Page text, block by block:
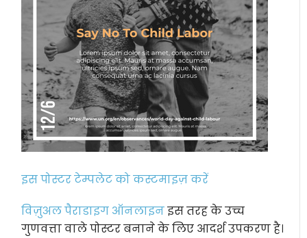
इस पोस्टर टेम्पलेट को कस्टमाइज़ करें
विज़ुअल पैराडाइग ऑनलाइनइस तरह के उच्च
गुणवत्ता वाले पोस्टर बनाने के लिए आदर्श उपकरण है।